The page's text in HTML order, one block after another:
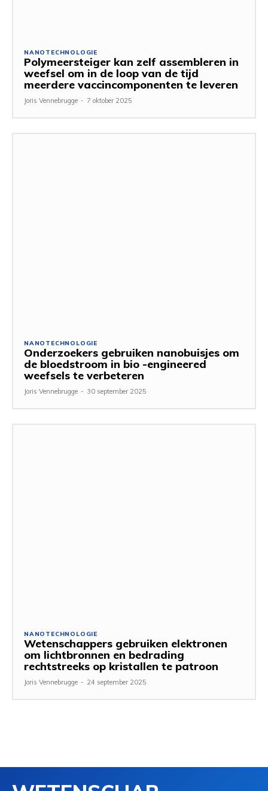
NANOTECHNOLOGIE
Polymeersteiger kan zelf assembleren in
weefsel om in de loop van de tijd
meerdere vaccincomponenten te leveren
Joris Vennebrugge - 7 oktober 2025
NANOTECHNOLOGIE
Onderzoekers gebruiken nanobuisjes om
de bloedstroom in bio -engineered
weefsels te verbeteren
Joris Vennebrugge - 30 september 2025
NANOTECHNOLOGIE
Wetenschappers gebruiken elektronen
om lichtbronnen en bedrading
rechtstreeks op kristallen te patroon
Joris Vennebrugge - 24 september 2025